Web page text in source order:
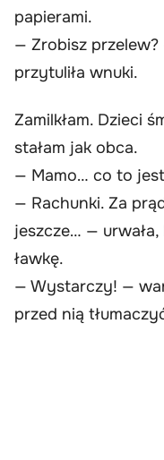
papierami.
— Zrobisz
przytuliła wnuki.
Zamilkłam. Dzieci
stałam jak obca.
— Mamo… co to
— Rachunki. Za
jeszcze… —
ławkę.
— Wystarczy! —
przed nią